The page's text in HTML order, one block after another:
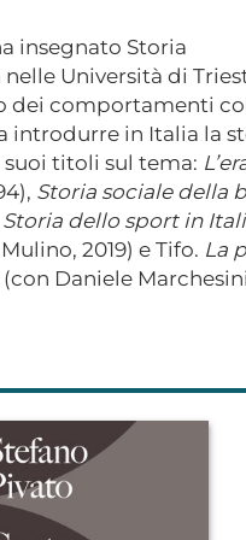
insegnato Storia
Università di
dei comportamenti
introdurre in Italia la
titoli sul tema:
Storia sociale della
Storia dello sport in
2019) e Tifo. La
(con Daniele